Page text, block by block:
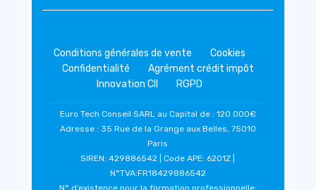
Conditions générales de vente
Cookies
Confidentialité
Agrément crédit impôt
Innovation CII
RGPD
Euro Tech Conseil SARL au Capital de : 120 000€
Adresse : 35 Rue de la Grange aux Belles, 75010
Paris
SIREN: 429886542 | Code APE: 6201Z |
N°TVA:FR18429886542
N° d’existence pour la formation professionnelle: